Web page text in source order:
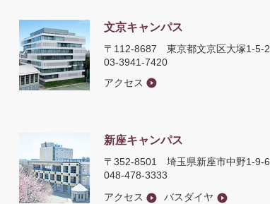
文京キャンパス
〒112-8687 東京都文京区大塚1-5-2
03-3941-7420
アクセス
新座キャンパス
〒352-8501 埼玉県新座市中野1-9-6
048-478-3333
アクセス
バスダイヤ